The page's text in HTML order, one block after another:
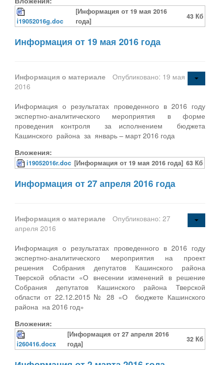
i19052016g.doc
[Информация от 19 мая 2016
года]
43 Кб
Информация от 19 мая 2016 года
Информация о материале
Опубликовано: 19 мая
2016
Информация о результатах проведенного в 2016 году
экспертно-аналитического мероприятия в форме
проведения контроля за исполнением бюджета
Кашинского района за январь – март 2016 года
Вложения:
i19052016r.doc [Информация от 19 мая 2016 года] 63 Кб
Информация от 27 апреля 2016 года
Информация о материале
Опубликовано: 27
апреля 2016
Информация о результатах проведенного в 2016 году
экспертно-аналитического мероприятия на проект
решения Собрания депутатов Кашинского района
Тверской области «О внесении изменений в решение
Собрания депутатов Кашинского района Тверской
области от 22.12.2015 № 28 «О бюджете Кашинского
района на 2016 год»
Вложения:
i260416.docx
[Информация от 27 апреля 2016
года]
32 Кб